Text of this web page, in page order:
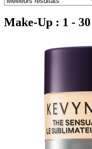
Make-Up : 1 -